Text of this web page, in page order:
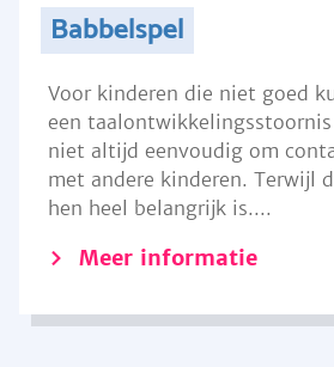
Babbelspel
Voor kinderen die niet goed
een
niet altijd eenvoudig om
met andere kinderen. Terwijl
hen heel belangrijk is....
Meer informatie